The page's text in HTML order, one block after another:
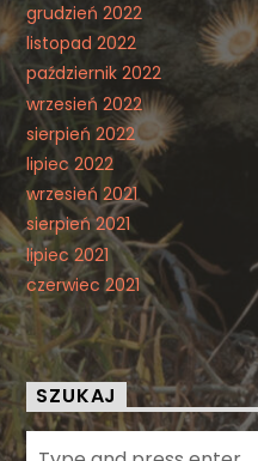
grudzień 2022
listopad 2022
październik 2022
wrzesień 2022
sierpień 2022
lipiec 2022
wrzesień 2021
sierpień 2021
lipiec 2021
czerwiec 2021
SZUKAJ